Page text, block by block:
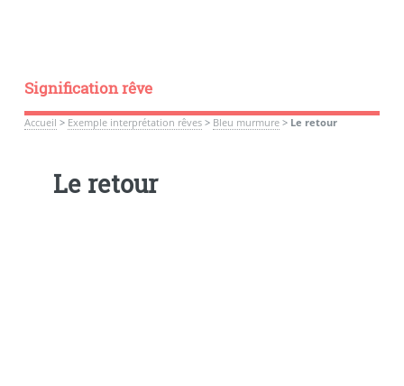
Signification rêve
Accueil > Exemple interprétation rêves> Bleu murmure> Le retour
Le retour